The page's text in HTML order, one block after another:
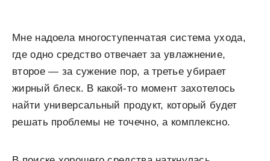
Мне надоела многоступенчатая система ухода,
где одно средство отвечает за увлажнение,
второе — за сужение пор, а третье убирает
жирный блеск. В какой-то момент захотелось
найти универсальный продукт, который будет
решать проблемы не точечно, а комплексно.